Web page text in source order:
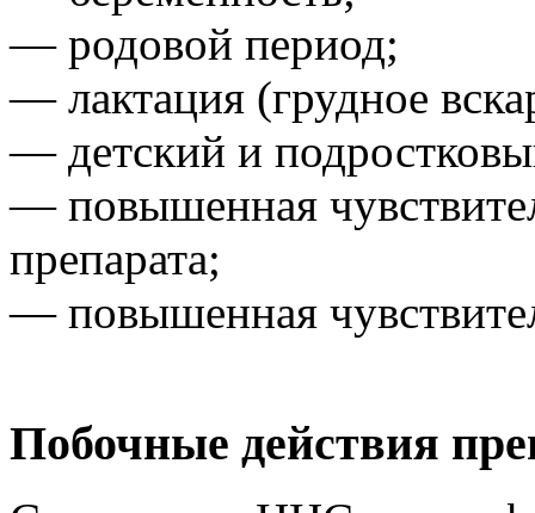
— родовой период;
— лактация (грудное
— детский и
— повышенная
препарата;
— повышенная
Побочные действия